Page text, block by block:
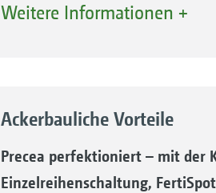
SmartControl.
5. Große Saatgutbehälter über
einfache Befüllung per Hand.
6. Einfacher und werkzeugloser
Weitere Informationen +
Ackerbauliche Vorteile
Precea perfektioniert – mit der
Einzelreihenschaltung,